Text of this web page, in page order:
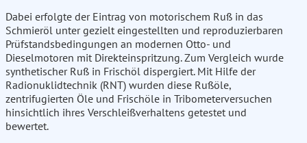
Dabei erfolgte der Eintrag von motorischem Ruß in das
Schmieröl unter gezielt eingestellten und reproduzierbaren
Prüfstandsbedingungen an modernen Otto- und
Dieselmotoren mit Direkteinspritzung. Zum Vergleich wurde
synthetischer Ruß in Frischöl dispergiert. Mit Hilfe der
Radionuklidtechnik (RNT) wurden diese Rußöle,
zentrifugierten Öle und Frischöle in Tribometerversuchen
hinsichtlich ihres Verschleißverhaltens getestet und
bewertet.